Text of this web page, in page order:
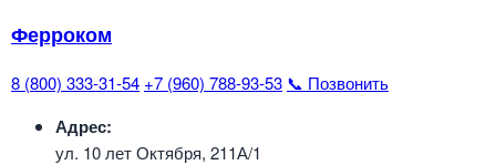
Ферроком
8 (800) 333-31-54 +7 (960) 788-93-53 📞 Позвонить
Адрес:
ул. 10 лет Октября, 211А/1